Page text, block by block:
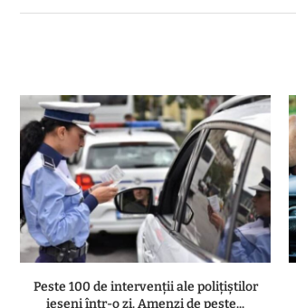
Peste 100 de intervenții ale polițiștilor
ieșeni într-o zi. Amenzi de peste...